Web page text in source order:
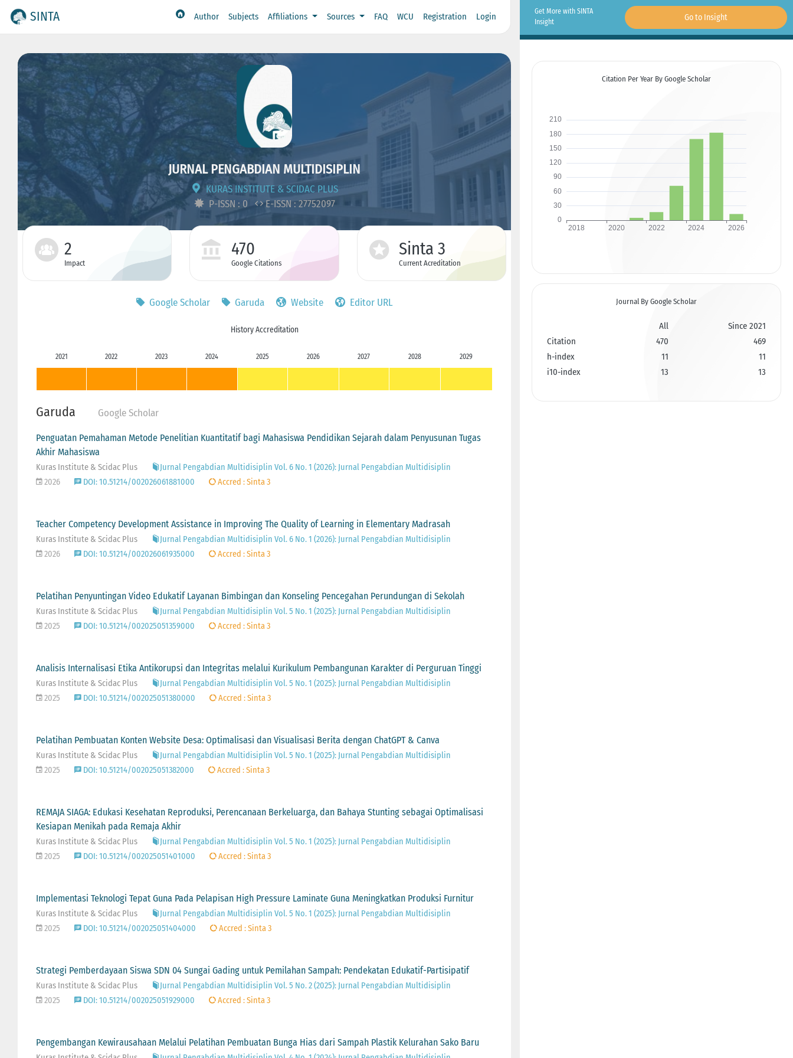
SINTA Author Subjects Affiliations Sources FAQ WCU Registration Login
JURNAL PENGABDIAN MULTIDISIPLIN
KURAS INSTITUTE & SCIDAC PLUS
P-ISSN : 0
E-ISSN : 27752097
2
Impact
470
Google Citations
Sinta 3
Current Acreditation
Google Scholar Garuda Website Editor URL
History Accreditation
2021 2022 2023 2024 2025 2026 2027 2028 2029
Garuda Google Scholar
Penguatan Pemahaman Metode Penelitian Kuantitatif bagi Mahasiswa Pendidikan Sejarah dalam Penyusunan Tugas
Akhir Mahasiswa
Kuras Institute & Scidac Plus
Jurnal Pengabdian Multidisiplin Vol. 6 No. 1 (2026): Jurnal Pengabdian Multidisiplin
2026
DOI: 10.51214/002026061881000 Accred : Sinta 3
Teacher Competency Development Assistance in Improving The Quality of Learning in Elementary Madrasah
Kuras Institute & Scidac Plus
Jurnal Pengabdian Multidisiplin Vol. 6 No. 1 (2026): Jurnal Pengabdian Multidisiplin
2026
DOI: 10.51214/002026061935000 Accred : Sinta 3
Pelatihan Penyuntingan Video Edukatif Layanan Bimbingan dan Konseling Pencegahan Perundungan di Sekolah
Kuras Institute & Scidac Plus
Jurnal Pengabdian Multidisiplin Vol. 5 No. 1 (2025): Jurnal Pengabdian Multidisiplin
2025
DOI: 10.51214/002025051359000 Accred : Sinta 3
Analisis Internalisasi Etika Antikorupsi dan Integritas melalui Kurikulum Pembangunan Karakter di Perguruan Tinggi
Kuras Institute & Scidac Plus
Jurnal Pengabdian Multidisiplin Vol. 5 No. 1 (2025): Jurnal Pengabdian Multidisiplin
2025
DOI: 10.51214/002025051380000 Accred : Sinta 3
Pelatihan Pembuatan Konten Website Desa: Optimalisasi dan Visualisasi Berita dengan ChatGPT & Canva
Kuras Institute & Scidac Plus
Jurnal Pengabdian Multidisiplin Vol. 5 No. 1 (2025): Jurnal Pengabdian Multidisiplin
2025
DOI: 10.51214/002025051382000 Accred : Sinta 3
REMAJA SIAGA: Edukasi Kesehatan Reproduksi, Perencanaan Berkeluarga, dan Bahaya Stunting sebagai Optimalisasi
Kesiapan Menikah pada Remaja Akhir
Kuras Institute & Scidac Plus
Jurnal Pengabdian Multidisiplin Vol. 5 No. 1 (2025): Jurnal Pengabdian Multidisiplin
2025
DOI: 10.51214/002025051401000 Accred : Sinta 3
Implementasi Teknologi Tepat Guna Pada Pelapisan High Pressure Laminate Guna Meningkatkan Produksi Furnitur
Kuras Institute & Scidac Plus
Jurnal Pengabdian Multidisiplin Vol. 5 No. 1 (2025): Jurnal Pengabdian Multidisiplin
2025
DOI: 10.51214/002025051404000 Accred : Sinta 3
Strategi Pemberdayaan Siswa SDN 04 Sungai Gading untuk Pemilahan Sampah: Pendekatan Edukatif-Partisipatif
Kuras Institute & Scidac Plus
Jurnal Pengabdian Multidisiplin Vol. 5 No. 2 (2025): Jurnal Pengabdian Multidisiplin
2025
DOI: 10.51214/002025051929000 Accred : Sinta 3
Pengembangan Kewirausahaan Melalui Pelatihan Pembuatan Bunga Hias dari Sampah Plastik Kelurahan Sako Baru
Get More with SINTA
Insight
Go to Insight
Citation Per Year By Google Scholar
Journal By Google Scholar
All
Since 2021
Citation
470
469
h-index
11
11
i10-index
13 13